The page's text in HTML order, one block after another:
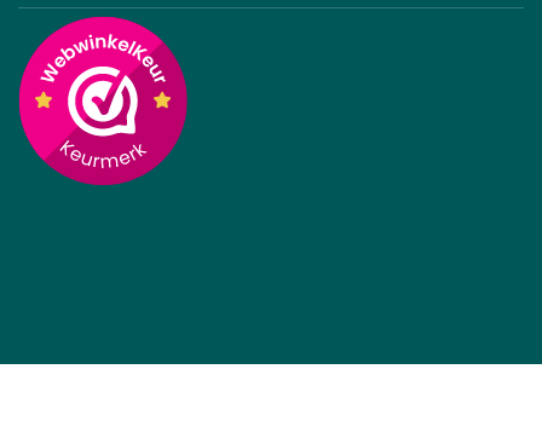
Prijs incl BTW
Compatible Bosch
PowerPack 400 Classic
Frame
Op voorraad, direct
leverbaar